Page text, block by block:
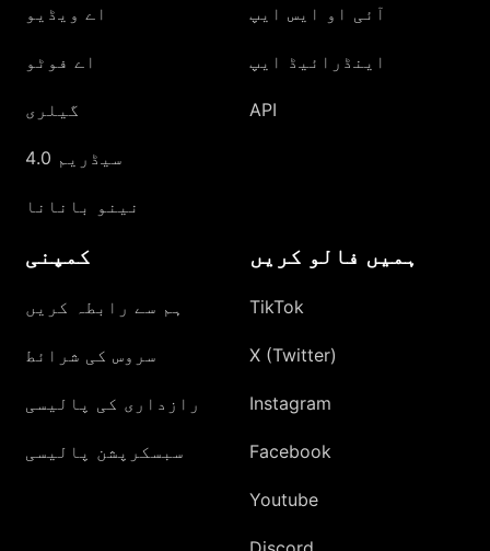
اے ویڈیو
اے فوٹو
گیلری
سیڈریم 4.0
نینو بانانا
آئی او ایس ایپ
اینڈرائیڈ ایپ
API
کمپنی
ہم سے رابطہ کریں
سروس کی شرائط
رازداری کی پالیسی
سبسکرپشن پالیسی
ہمیں فالو کریں
TikTok
X (Twitter)
Instagram
Facebook
Youtube